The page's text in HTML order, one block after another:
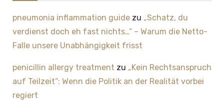
pneumonia inflammation guidezu „Schatz, du
verdienst doch eh fast nichts…“ – Warum die Netto-
Falle unsere Unabhängigkeit frisst
penicillin allergy treatment zu „Kein Rechtsanspruch
auf Teilzeit“: Wenn die Politik an der Realität vorbei
regiert